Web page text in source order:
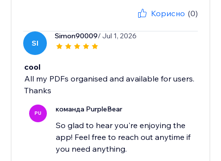
Корисно (0)
SI
Simon90009/ Jul 1, 2026
cool
All my PDFs organised and available for users.
Thanks
PU команда PurpleBear
So glad to hear you're enjoying the
app! Feel free to reach out anytime if
you need anything.